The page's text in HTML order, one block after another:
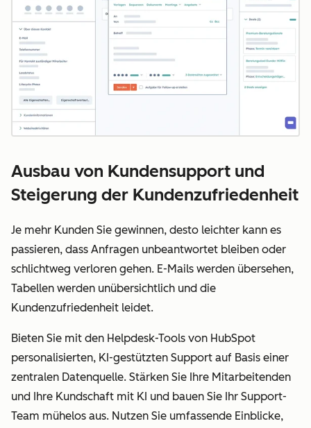
Ausbau von Kundensupport und
Steigerung der Kundenzufriedenheit
Je mehr Kunden Sie gewinnen, desto leichter kann es
passieren, dass Anfragen unbeantwortet bleiben oder
schlichtweg verloren gehen. E-Mails werden übersehen,
Tabellen werden unübersichtlich und die
Kundenzufriedenheit leidet.
Bieten Sie mit den Helpdesk-Tools von HubSpot
personalisierten, KI-gestützten Support auf Basis einer
zentralen Datenquelle. Stärken Sie Ihre Mitarbeitenden
und Ihre Kundschaft mit KI und bauen Sie Ihr Support-
Team mühelos aus. Nutzen Sie umfassende Einblicke,